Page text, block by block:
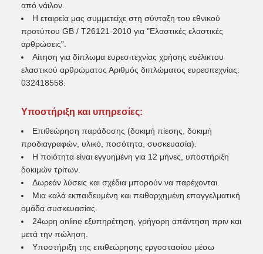
από νάιλον.
Η εταιρεία μας συμμετείχε στη σύνταξη του εθνικού
προτύπου GB / T26121-2010 για "Ελαστικές ελαστικές
αρθρώσεις".
Αίτηση για δίπλωμα ευρεσιτεχνίας χρήσης ευέλικτου
ελαστικού αρθρώματος Αριθμός διπλώματος ευρεσιτεχνίας:
032418558.
Υποστήριξη και υπηρεσίες:
Επιθεώρηση παράδοσης (δοκιμή πίεσης, δοκιμή
προδιαγραφών, υλικό, ποσότητα, συσκευασία).
Η ποιότητα είναι εγγυημένη για 12 μήνες, υποστήριξη
δοκιμών τρίτων.
Δωρεάν λύσεις και σχέδια μπορούν να παρέχονται.
Μια καλά εκπαιδευμένη και πειθαρχημένη επαγγελματική
ομάδα συσκευασίας.
24ωρη online εξυπηρέτηση, γρήγορη απάντηση πριν και
μετά την πώληση.
Υποστήριξη της επιθεώρησης εργοστασίου μέσω